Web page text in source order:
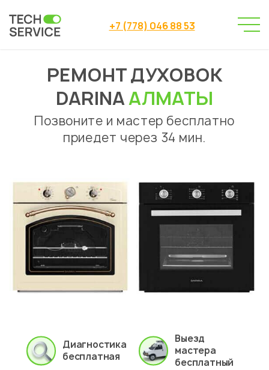
+7 (778) 046 88 53
Сервисный центр → Ремонт духовок
Darina
РЕМОНТ ДУХОВОК
DARINAАЛМАТЫ
Позвоните и мастер бесплатно
приедет через 34 мин.
Диагностика
бесплатная
Выезд
мастера
бесплатный